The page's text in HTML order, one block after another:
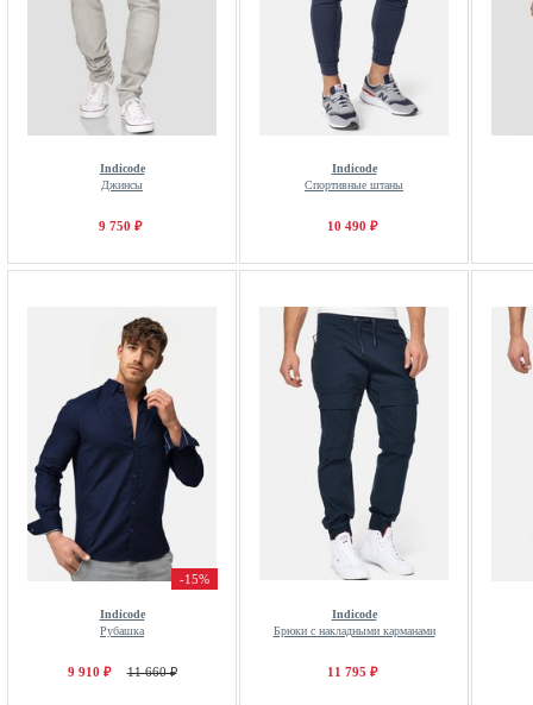
Indicode
Джинсы
9 750 ₽
Indicode
Спортивные штаны
10 490 ₽
-15%
Indicode
Рубашка
9 910 ₽ 11 660 ₽
Indicode
Брюки с накладными карманами
11 795 ₽